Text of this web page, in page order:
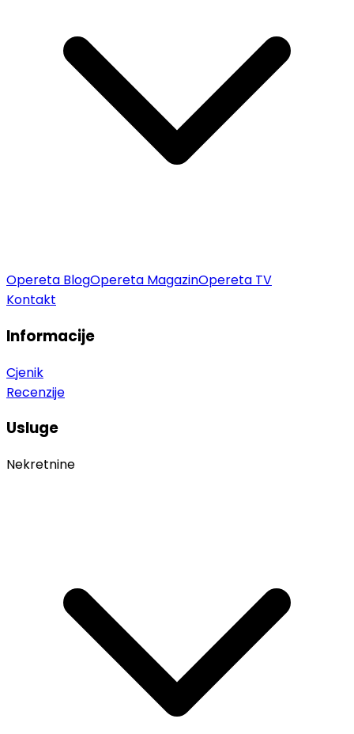
Opereta BlogOpereta MagazinOpereta TV
Kontakt
Informacije
Cjenik
Recenzije
Usluge
Nekretnine